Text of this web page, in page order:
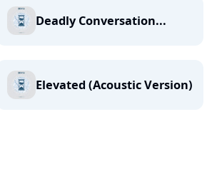
Deadly Conversation...
Elevated (Acoustic Version)